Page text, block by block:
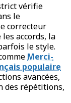
vérifie
le
correcteur
accords, la
le style.
Merci-
populaire
avancées,
des répétitions,